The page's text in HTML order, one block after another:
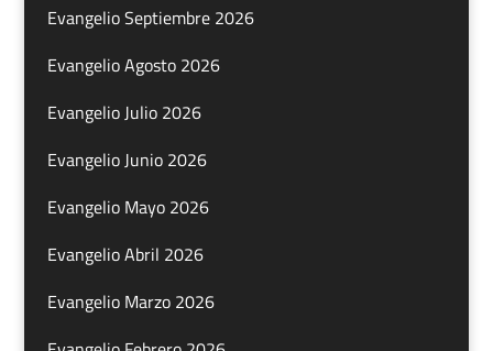
Evangelio Septiembre 2026
Evangelio Agosto 2026
Evangelio Julio 2026
Evangelio Junio 2026
Evangelio Mayo 2026
Evangelio Abril 2026
Evangelio Marzo 2026